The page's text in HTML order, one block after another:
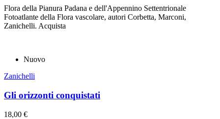
Flora della Pianura Padana e dell'Appennino Settentrionale
Fotoatlante della Flora vascolare, autori Corbetta, Marconi,
Zanichelli. Acquista
Nuovo
Zanichelli
Gli orizzonti conquistati
18,00 €